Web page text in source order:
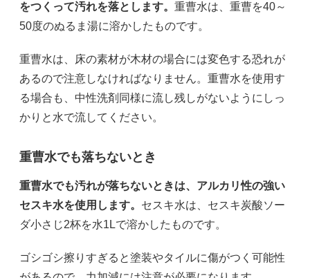
をつくって汚れを落とします。 重曹水は、重曹を40～
50度のぬるま湯に溶かしたものです。
重曹水は、床の素材が木材の場合には変色する恐れが
あるので注意しなければなりません。重曹水を使用す
る場合も、中性洗剤同様に流し残しがないようにしっ
かりと水で流してください。
重曹水でも落ちないとき
重曹水でも汚れが落ちないときは、アルカリ性の強い
セスキ水を使用します。 セスキ水は、セスキ炭酸ソー
ダ小さじ2杯を水1Lで溶かしたものです。
ゴシゴシ擦りすぎると塗装やタイルに傷がつく可能性